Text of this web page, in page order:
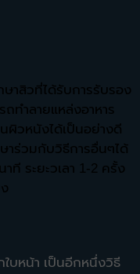
ษาสิวที่ได้รับการรับรอง
ทำลายแหล่งอาหาร
ผิวหนังได้เป็นอย่างดี
าร่วมกับวิธีการอื่นๆได้
ที ระยะวเลา 1-2 ครั้ง
บหน้า เป็นอีกหนึ่งวิธี